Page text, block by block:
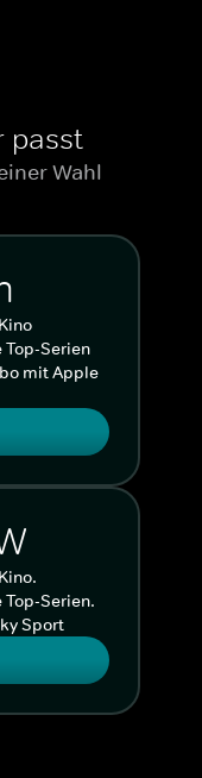
passt
Wahl
Serien
mit Apple
Serien.
Sport